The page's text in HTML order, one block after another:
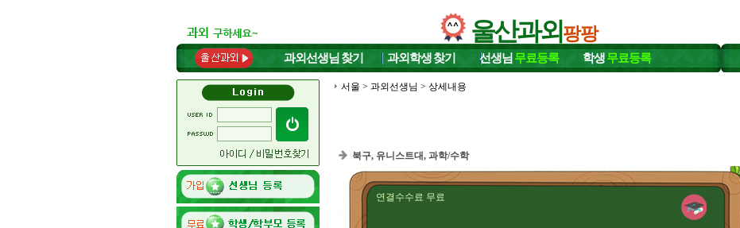
울산과외팡팡
과외선생님 찾기 과외학생찾기 선생님 무료등록 학생무료등록
서울 > 과외선생님 > 상세내용
북구, 유니스트대, 과학/수학
연결수수료 무료